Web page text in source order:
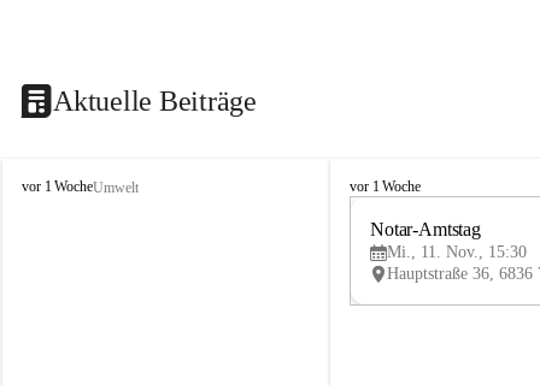
Aktuelle Beiträge
V
vor 1 WocheUmwelt
V
vor 1 Woche
Notar-Amtstag
Mi., 11. Nov., 15:30